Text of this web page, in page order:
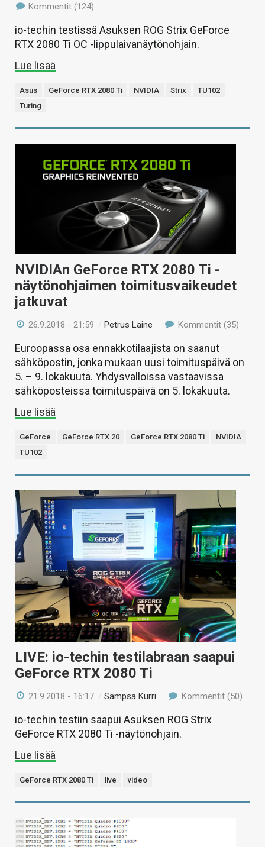
Kommentit (124)
io-techin testissä Asuksen ROG Strix GeForce
RTX 2080 Ti OC -lippulaivanäytönohjain.
Lue lisää
Asus GeForce RTX 2080 Ti NVIDIA Strix
TU102
Turing
NVIDIAn GeForce RTX 2080 Ti -
näytönohjaimen toimitusvaikeudet
jatkuvat
26.9.2018 - 21:59 /Petrus Laine Kommentit (35)
Euroopassa osa ennakkotilaajista on saanut
sähköpostin, jonka mukaan uusi toimituspäivä on
5. – 9. lokakuuta. Yhdysvalloissa vastaavissa
sähköposteissa toimituspäivä on 5. lokakuuta.
Lue lisää
GeForce GeForce RTX 20 GeForce RTX 2080 Ti
NVIDIA
TU102
LIVE: io-techin testilabraan saapui
GeForce RTX 2080 Ti
21.9.2018 - 16:17 /Sampsa Kurri Kommentit (50)
io-techin testiin saapui Asuksen ROG Strix
GeForce RTX 2080 Ti -näytönohjain.
Lue lisää
GeForce RTX 2080 Ti live video